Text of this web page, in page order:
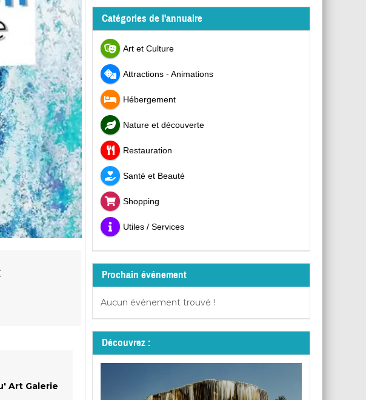
Art Galerie
Catégories de l'annuaire
Art et Culture
Attractions - Animations
Hébergement
Nature et découverte
Restauration
Santé et Beauté
Shopping
Utiles / Services
Prochain événement
Aucun événement trouvé !
Découvrez :